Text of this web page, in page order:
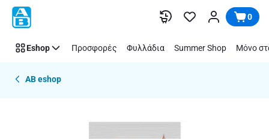
Παράλειψη 0
Eshop Προσφορές Φυλλάδια Summer Shop Μόνο
AB eshop